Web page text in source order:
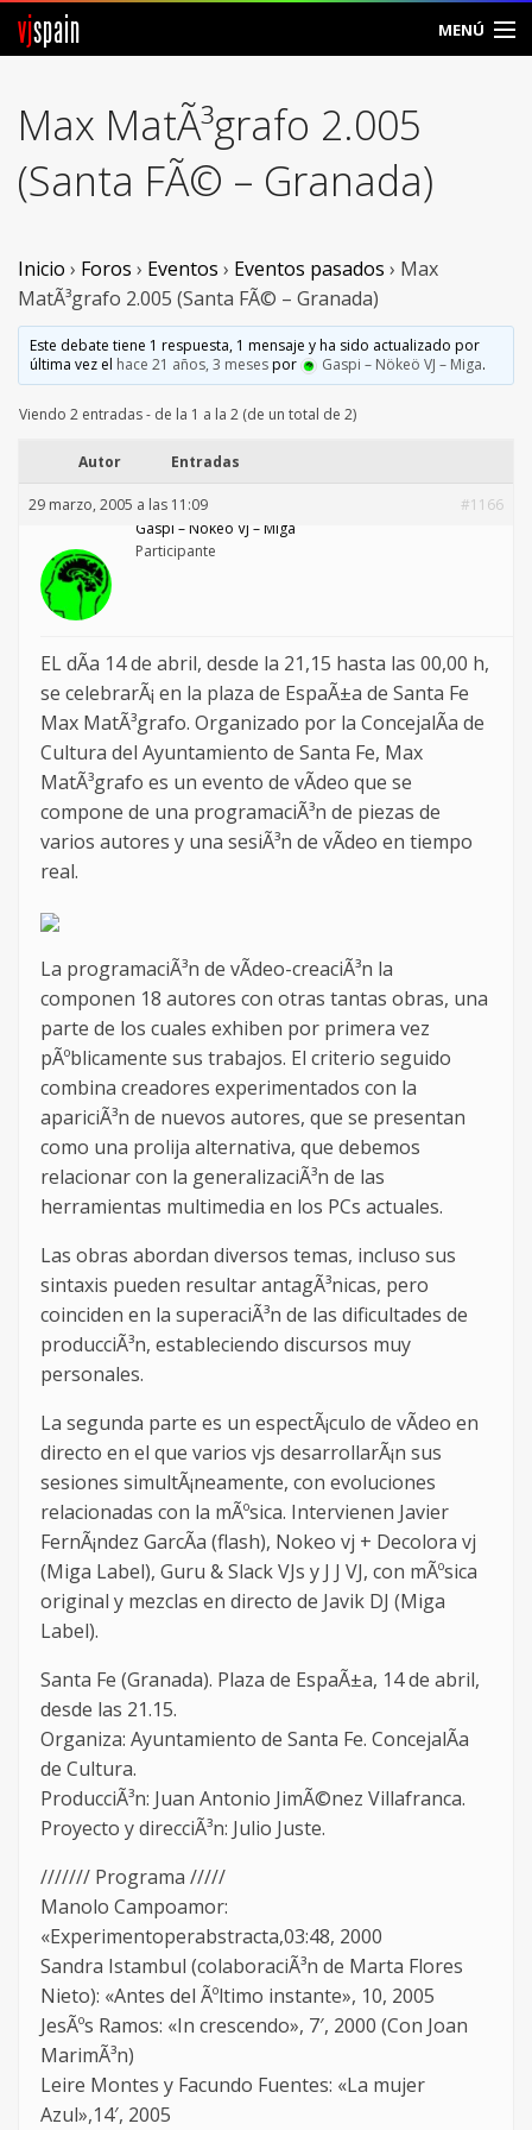
vjspain MENÚ
Foros
Noticias
Vjspain
Ayuda
Contacto
Entrar
Max MatÃ³grafo 2.005
(Santa FÃ© – Granada)
Inicio › Foros › Eventos › Eventos pasados › Max
MatÃ³grafo 2.005 (Santa FÃ© – Granada)
Este debate tiene 1 respuesta, 1 mensaje y ha sido actualizado por
última vez el hace 21 años, 3 mesespor Gaspi – Nökeö VJ – Miga.
Viendo 2 entradas - de la 1 a la 2 (de un total de 2)
Autor Entradas
29 marzo, 2005 a las 11:09
#1166
Gaspi – Nökeö VJ – Miga
Participante
EL dÃ­a 14 de abril, desde la 21,15 hasta las 00,00 h,
se celebrarÃ¡ en la plaza de EspaÃ±a de Santa Fe
Max MatÃ³grafo. Organizado por la ConcejalÃ­a de
Cultura del Ayuntamiento de Santa Fe, Max
MatÃ³grafo es un evento de vÃ­deo que se
compone de una programaciÃ³n de piezas de
varios autores y una sesiÃ³n de vÃ­deo en tiempo
real.
La programaciÃ³n de vÃ­deo-creaciÃ³n la
componen 18 autores con otras tantas obras, una
parte de los cuales exhiben por primera vez
pÃºblicamente sus trabajos. El criterio seguido
combina creadores experimentados con la
apariciÃ³n de nuevos autores, que se presentan
como una prolija alternativa, que debemos
relacionar con la generalizaciÃ³n de las
herramientas multimedia en los PCs actuales.
Las obras abordan diversos temas, incluso sus
sintaxis pueden resultar antagÃ³nicas, pero
coinciden en la superaciÃ³n de las dificultades de
producciÃ³n, estableciendo discursos muy
personales.
La segunda parte es un espectÃ¡culo de vÃ­deo en
directo en el que varios vjs desarrollarÃ¡n sus
sesiones simultÃ¡neamente, con evoluciones
relacionadas con la mÃºsica. Intervienen Javier
FernÃ¡ndez GarcÃ­a (flash), Nokeo vj + Decolora vj
(Miga Label), Guru & Slack VJs y J J VJ, con mÃºsica
original y mezclas en directo de Javik DJ (Miga
Label).
Santa Fe (Granada). Plaza de EspaÃ±a, 14 de abril,
desde las 21.15.
Organiza: Ayuntamiento de Santa Fe. ConcejalÃ­a
de Cultura.
ProducciÃ³n: Juan Antonio JimÃ©nez Villafranca.
Proyecto y direcciÃ³n: Julio Juste.
/////// Programa /////
Manolo Campoamor:
«Experimentoperabstracta,03:48, 2000
Sandra Istambul (colaboraciÃ³n de Marta Flores
Nieto): «Antes del Ãºltimo instante», 10, 2005
JesÃºs Ramos: «In crescendo», 7′, 2000 (Con Joan
MarimÃ³n)
Leire Montes y Facundo Fuentes: «La mujer
Azul»,14′, 2005